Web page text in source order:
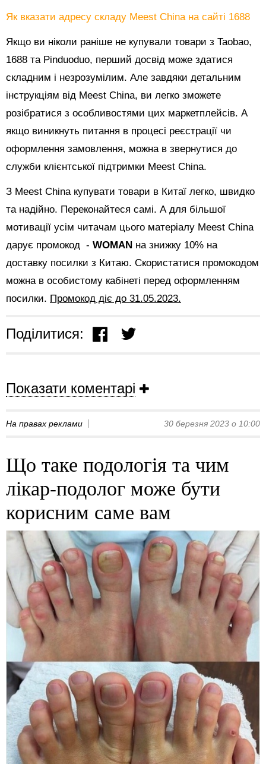
Як вказати адресу складу Meest China на сайті 1688
Якщо ви ніколи раніше не купували товари з Taobao,
1688 та Pinduoduo, перший досвід може здатися
складним і незрозумілим. Але завдяки детальним
інструкціям від Meest China, ви легко зможете
розібратися з особливостями цих маркетплейсів. А
якщо виникнуть питання в процесі реєстрації чи
оформлення замовлення, можна в звернутися до
служби клієнтської підтримки Meest China.
З Meest China купувати товари в Китаї легко, швидко
та надійно. Переконайтеся самі. А для більшої
мотивації усім читачам цього матеріалу Meest China
дарує промокод - WOMAN на знижку 10% на
доставку посилки з Китаю. Скористатися промокодом
можна в особистому кабінеті перед оформленням
посилки. Промокод діє до 31.05.2023.
Поділитися:
Показати коментарі
На правах реклами 30 березня 2023 о 10:00
Що таке подологія та чим
лікар-подолог може бути
корисним саме вам